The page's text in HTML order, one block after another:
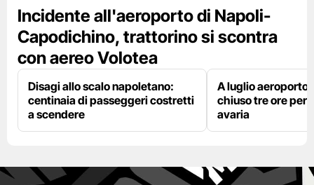
Incidente all'aeroporto di Napoli-
Capodichino, trattorino si scontra
con aereo Volotea
Disagi allo scalo napoletano:
centinaia di passeggeri costretti
a scendere
A luglio aeroporto
chiuso tre ore per
avaria